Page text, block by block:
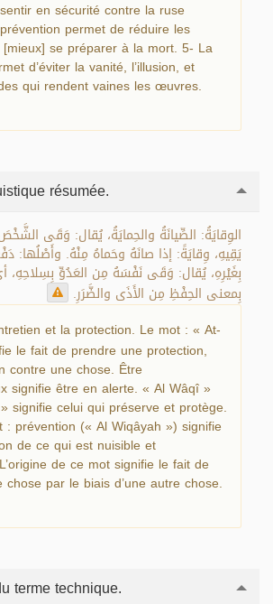
en sécurité contre la ruse
permet de réduire les
se préparer à la mort. 5- La
d’éviter la vanité, l’illusion, et
qui rendent vaines les œuvres.
résumée.
الوِقايَةُ: الصِّيانَةُ والحِمايَةُ، يُقال: وَقَى
يَقِيهِ، وِقايَةً: إذا صانَهُ وحَماهُ مِنْهُ.
بِغَيْرِهِ، يُقال: وَقَى نَفْسَهُ مِن العَدُوِّ بِسِلاحِهِ،
بِمعنى الحِفْظِ مِن الأَذَى والضَّرَرِ.
et la protection. Le mot : « At-
le fait de prendre une protection,
contre une chose. Être
signifie être en alerte. « Al Wâqî »
signifie celui qui préserve et protège.
: prévention (« Al Wiqâyah ») signifie
de ce qui est nuisible et
de ce mot signifie le fait de
chose par le biais d’une autre chose.
terme technique.